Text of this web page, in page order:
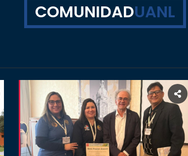
COMUNIDADUANL